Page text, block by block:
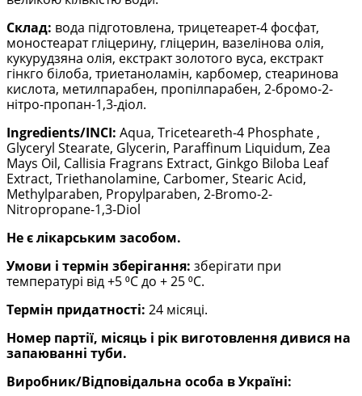
Склад: вода підготовлена, трицетеарет-4 фосфат,
моностеарат гліцерину, гліцерин, вазелінова олія,
кукурудзяна олія, екстракт золотого вуса, екстракт
гінкго білоба, триетаноламін, карбомер, стеаринова
кислота, метилпарабен, пропілпарабен, 2-бромо-2-
нітро-пропан-1,3-діол.
Ingrеdients/INCI: Aqua, Triceteareth-4 Phosphate ,
Glyceryl Stearate, Glycerin, Paraffinum Liquidum, Zea
Mays Oil, Callisia Fragrans Extract, Ginkgo Biloba Leaf
Extract, Triethanolamine, Carbomer, Stearic Acid,
Methуlparaben, Propуlparaben, 2-Bromo-2-
Nitropropane-1,3-Diol
Не є лікарським засобом.
Умови і термін зберігання: зберігати при
температурі від +5 ⁰С до + 25 ⁰С.
Термін придатності: 24 місяці.
Номер партії, місяць і рік виготовлення дивися на
запаюванні туби.
Виробник/Відповідальна особа в Україні: